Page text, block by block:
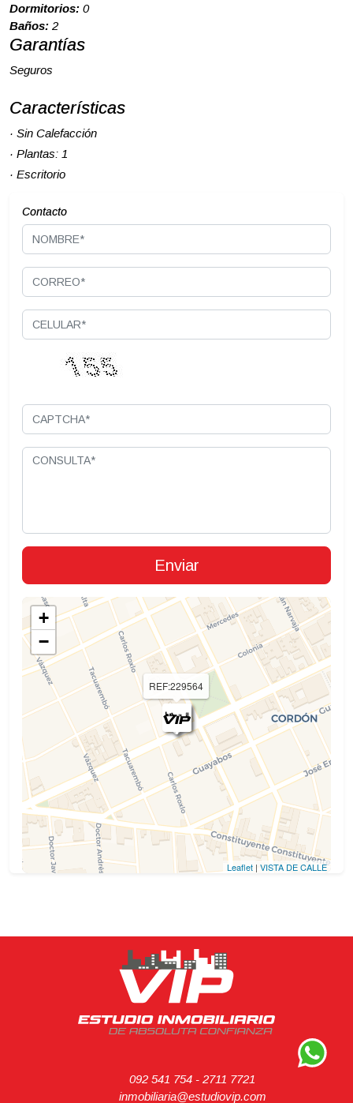
Dormitorios: 0
Baños: 2
Garantías
Seguros
Características
· Sin Calefacción
· Plantas: 1
· Escritorio
Contacto
REF:229564
+
−
Leaflet | VISTA DE CALLE
092 541 754 - 2711 7721
inmobiliaria@estudiovip.com